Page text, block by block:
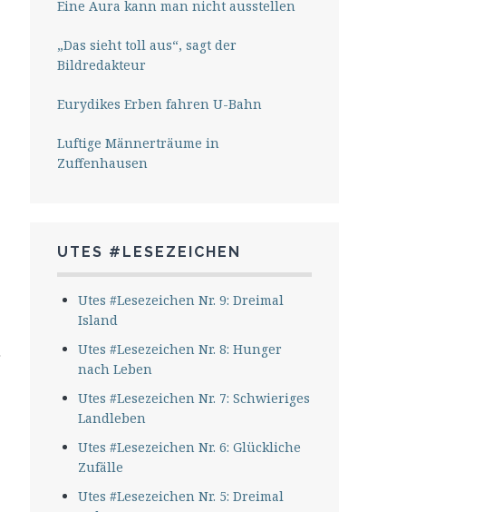
Eine Aura kann man nicht ausstellen
„Das sieht toll aus“, sagt der
Bildredakteur
Eurydikes Erben fahren U-Bahn
Luftige Männerträume in
Zuffenhausen
UTES #LESEZEICHEN
Utes #Lesezeichen Nr. 9: Dreimal
Island
Utes #Lesezeichen Nr. 8: Hunger
nach Leben
Utes #Lesezeichen Nr. 7: Schwieriges
Landleben
Utes #Lesezeichen Nr. 6: Glückliche
Zufälle
Utes #Lesezeichen Nr. 5: Dreimal